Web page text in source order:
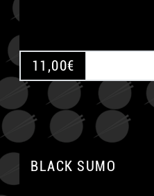
11,00€
BLACK SUMO